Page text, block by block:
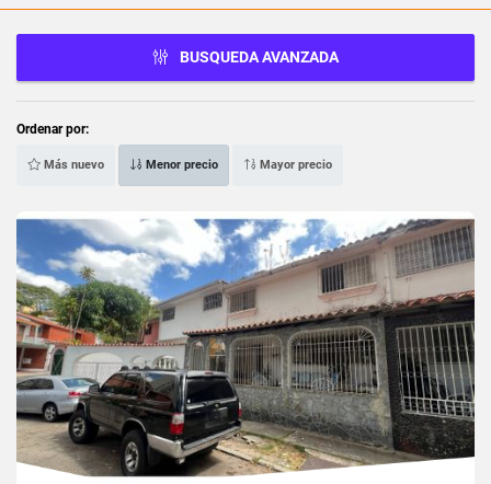
BUSQUEDA AVANZADA
Ordenar por:
Más nuevo Menor precio Mayor precio